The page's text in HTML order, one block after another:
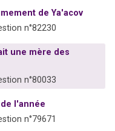
de Ya'acov
n°82230
une mère des
n°80033
l'année
n°79671